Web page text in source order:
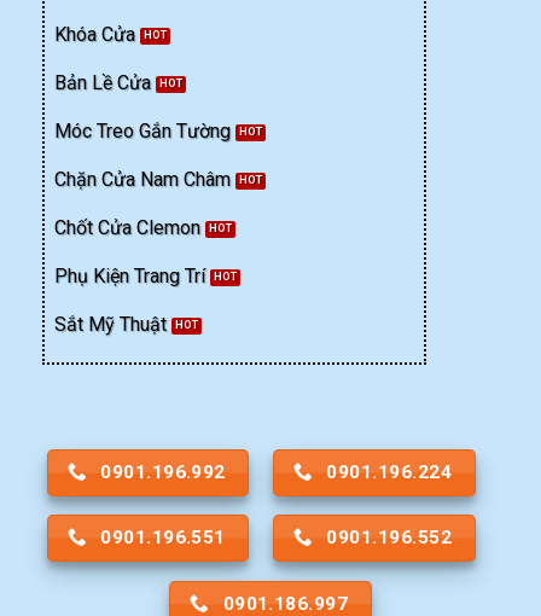
Khóa Cửa
Bản Lề Cửa
Móc Treo Gắn Tường
Chặn Cửa Nam Châm
Chốt Cửa Clemon
Phụ Kiện Trang Trí
Sắt Mỹ Thuật
0901.196.992 0901.196.224
0901.196.551 0901.196.552
0901.186.997